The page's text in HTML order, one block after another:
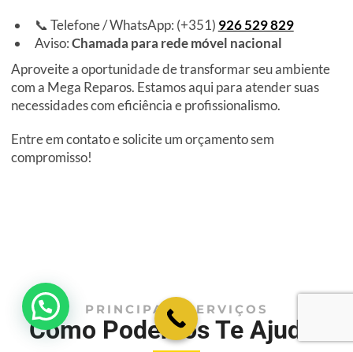
📞 Telefone / WhatsApp: (+351) 926 529 829
Aviso:Chamada para rede móvel nacional
Aproveite a oportunidade de transformar seu ambiente
com a Mega Reparos. Estamos aqui para atender suas
necessidades com eficiência e profissionalismo.
Entre em contato e solicite um orçamento sem
compromisso!
PRINCIPAIS SERVIÇOS
Como Podemos Te Ajudar
💬 Como podemos ajudar?